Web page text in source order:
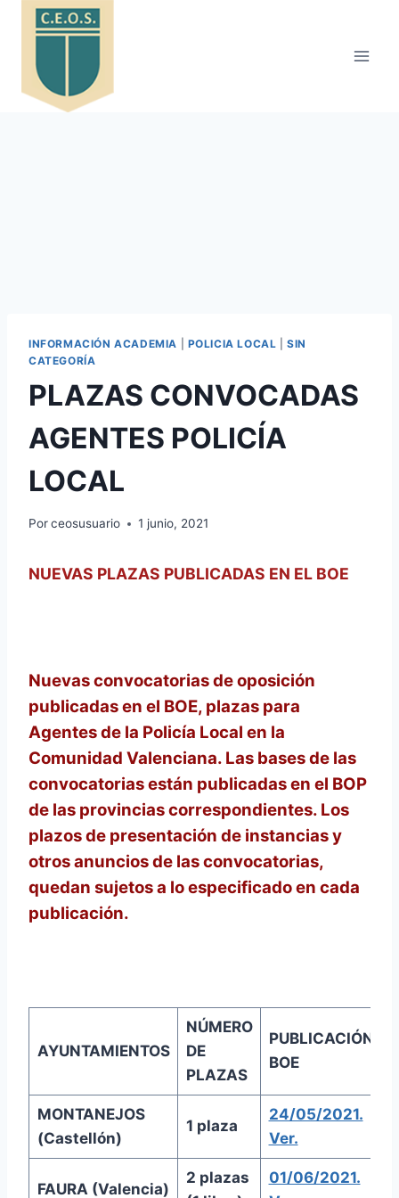
Saltar
INFORMACIÓN ACADEMIA POLICIA LOCAL |SIN
CATEGORÍA
PLAZAS CONVOCADAS
AGENTES POLICÍA
LOCAL
Porceosusuario 1 junio, 2021
NUEVAS PLAZAS PUBLICADAS EN EL BOE
Nuevas convocatorias de oposición
publicadas en el BOE, plazas para
Agentes de la Policía Local en la
Comunidad Valenciana. Las bases de las
convocatorias están publicadas en el BOP
de las provincias correspondientes. Los
plazos de presentación de instancias y
otros anuncios de las convocatorias,
quedan sujetos a lo especificado en cada
publicación.
AYUNTAMIENTOS
NÚMERO
DE
PLAZAS
PUBLICACIÓN
BOE
MONTANEJOS
(Castellón)
1 plaza
24/05/2021.
Ver.
FAURA (Valencia)
2 plazas
01/06/2021.